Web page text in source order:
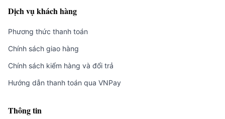
Dịch vụ khách hàng
Phương thức thanh toán
Chính sách giao hàng
Chính sách kiểm hàng và đổi trả
Hướng dẫn thanh toán qua VNPay
Thông tin